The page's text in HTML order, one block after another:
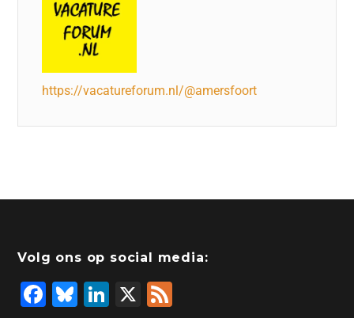
https://vacatureforum.nl/@amersfoort
Volg ons op social media:
F
Bl
Li X